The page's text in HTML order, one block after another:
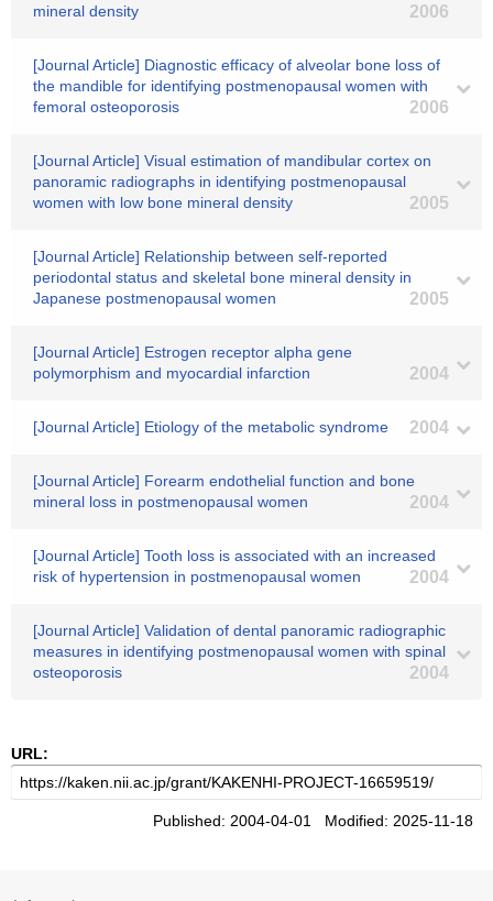
mineral density
2006
[Journal Article] Diagnostic efficacy of alveolar bone loss of
the mandible for identifying postmenopausal women with
femoral osteoporosis
2006
[Journal Article] Visual estimation of mandibular cortex on
panoramic radiographs in identifying postmenopausal
women with low bone mineral density
2005
[Journal Article] Relationship between self-reported
periodontal status and skeletal bone mineral density in
Japanese postmenopausal women
2005
[Journal Article] Estrogen receptor alpha gene
polymorphism and myocardial infarction
2004
[Journal Article] Etiology of the metabolic syndrome 2004
[Journal Article] Forearm endothelial function and bone
mineral loss in postmenopausal women
2004
[Journal Article] Tooth loss is associated with an increased
risk of hypertension in postmenopausal women
2004
[Journal Article] Validation of dental panoramic radiographic
measures in identifying postmenopausal women with spinal
osteoporosis
2004
URL:
Published: 2004-04-01 Modified: 2025-11-18